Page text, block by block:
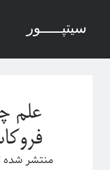
سیتپـــــور
نوار
نوشته‌های تازه
علم
منتشر شده